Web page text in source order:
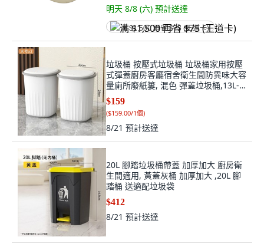
明天 8/8 (六) 預計送達
满 $1,500 再省 $75 (王道卡)
垃圾桶 按壓式垃圾桶 垃圾桶家用按壓
式彈蓋廚房客廳宿舍衛生間防異味大容
量廁所廢紙簍, 混色 彈蓋垃圾桶,13L-
大號單個裝
$159
($159.00/1個)
8/21 預計送達
20L 腳踏垃圾桶帶蓋 加厚加大 廚房衛
生間適用, 黃蓋灰桶 加厚加大 ,20L 腳
踏桶 送適配垃圾袋
$412
8/21 預計送達